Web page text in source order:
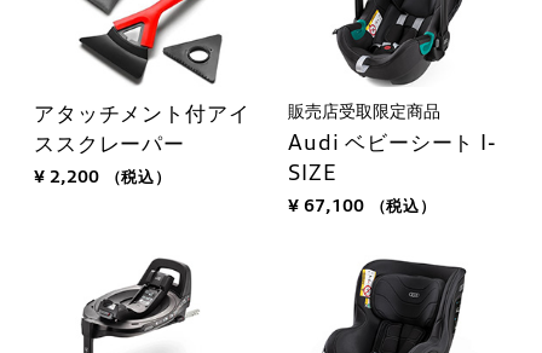
アタッチメント付アイ
ススクレーパー
¥ 2,200 （税込）
販売店受取限定商品
Audi ベビーシート I-
SIZE
¥ 67,100 （税込）